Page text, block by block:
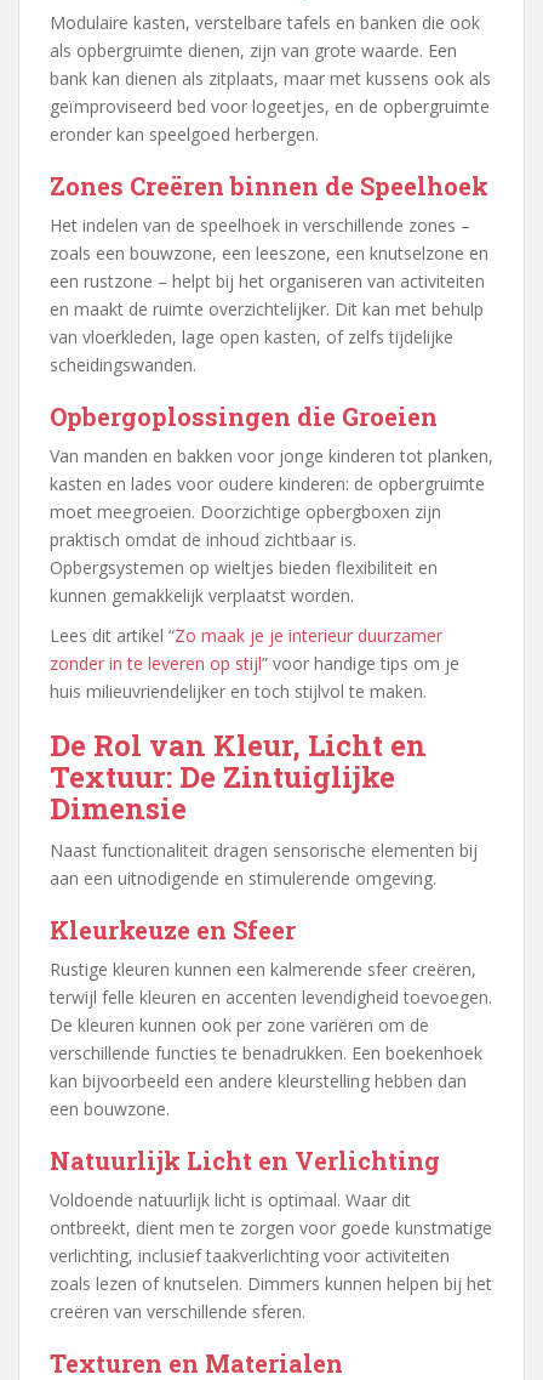
Modulaire kasten, verstelbare tafels en banken die ook
als opbergruimte dienen, zijn van grote waarde. Een
bank kan dienen als zitplaats, maar met kussens ook als
geïmproviseerd bed voor logeetjes, en de opbergruimte
eronder kan speelgoed herbergen.
Zones Creëren binnen de Speelhoek
Het indelen van de speelhoek in verschillende zones –
zoals een bouwzone, een leeszone, een knutselzone en
een rustzone – helpt bij het organiseren van activiteiten
en maakt de ruimte overzichtelijker. Dit kan met behulp
van vloerkleden, lage open kasten, of zelfs tijdelijke
scheidingswanden.
Opbergoplossingen die Groeien
Van manden en bakken voor jonge kinderen tot planken,
kasten en lades voor oudere kinderen: de opbergruimte
moet meegroeien. Doorzichtige opbergboxen zijn
praktisch omdat de inhoud zichtbaar is.
Opbergsystemen op wieltjes bieden flexibiliteit en
kunnen gemakkelijk verplaatst worden.
Lees dit artikel “Zo maak je je interieur duurzamer
zonder in te leveren op stijl” voor handige tips om je
huis milieuvriendelijker en toch stijlvol te maken.
De Rol van Kleur, Licht en
Textuur: De Zintuiglijke
Dimensie
Naast functionaliteit dragen sensorische elementen bij
aan een uitnodigende en stimulerende omgeving.
Kleurkeuze en Sfeer
Rustige kleuren kunnen een kalmerende sfeer creëren,
terwijl felle kleuren en accenten levendigheid toevoegen.
De kleuren kunnen ook per zone variëren om de
verschillende functies te benadrukken. Een boekenhoek
kan bijvoorbeeld een andere kleurstelling hebben dan
een bouwzone.
Natuurlijk Licht en Verlichting
Voldoende natuurlijk licht is optimaal. Waar dit
ontbreekt, dient men te zorgen voor goede kunstmatige
verlichting, inclusief taakverlichting voor activiteiten
zoals lezen of knutselen. Dimmers kunnen helpen bij het
creëren van verschillende sferen.
Texturen en Materialen